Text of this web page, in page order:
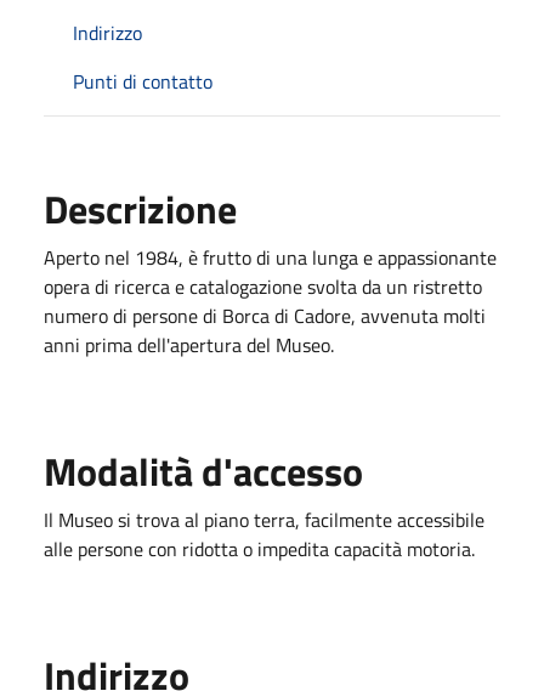
Indirizzo
Punti di contatto
Descrizione
Aperto nel 1984, è frutto di una lunga e appassionante
opera di ricerca e catalogazione svolta da un ristretto
numero di persone di Borca di Cadore, avvenuta molti
anni prima dell'apertura del Museo.
Modalità d'accesso
Il Museo si trova al piano terra, facilmente accessibile
alle persone con ridotta o impedita capacità motoria.
Indirizzo